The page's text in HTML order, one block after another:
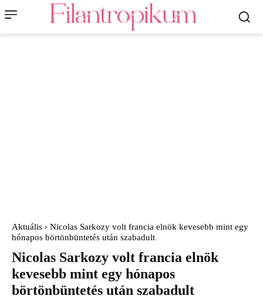
Aktuális
Nicolas Sarkozy volt francia elnök kevesebb mint egy
hónapos börtönbüntetés után szabadult
Nicolas Sarkozy volt francia elnök
kevesebb mint egy hónapos
börtönbüntetés után szabadult